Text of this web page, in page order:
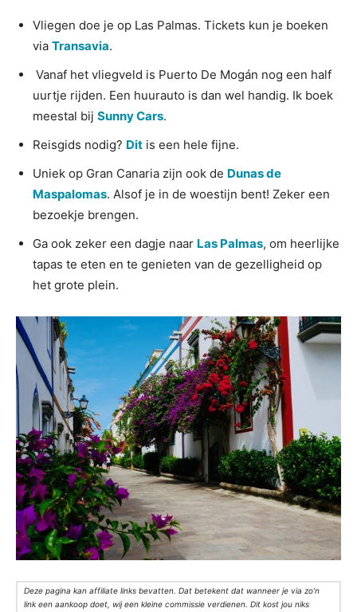
Vliegen doe je op Las Palmas. Tickets kun je boeken
via Transavia.
Vanaf het vliegveld is Puerto De Mogán nog een half
uurtje rijden. Een huurauto is dan wel handig. Ik boek
meestal bij Sunny Cars.
Reisgids nodig? Dit is een hele fijne.
Uniek op Gran Canaria zijn ook de Dunas de
Maspalomas. Alsof je in de woestijn bent! Zeker een
bezoekje brengen.
Ga ook zeker een dagje naar Las Palmas, om heerlijke
tapas te eten en te genieten van de gezelligheid op
het grote plein.
Deze pagina kan affiliate links bevatten. Dat betekent dat wanneer je via zo’n
link een aankoop doet, wij een kleine commissie verdienen. Dit kost jou niks